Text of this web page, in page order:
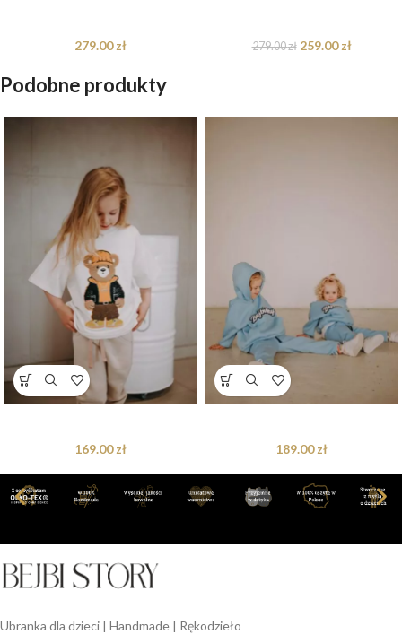
279.00zł 279.00zł 259.00zł
Podobne produkty
169.00zł 189.00zł
Ubranka dla dzieci | Handmade | Rękodzieło